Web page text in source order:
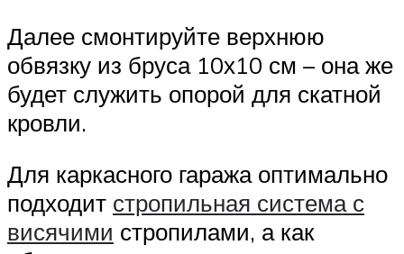
Далее смонтируйте верхнюю
обвязку из бруса 10х10 см – она же
будет служить опорой для скатной
кровли.
Для каркасного гаража оптимально
подходит стропильная система с
висячими стропилами, а как